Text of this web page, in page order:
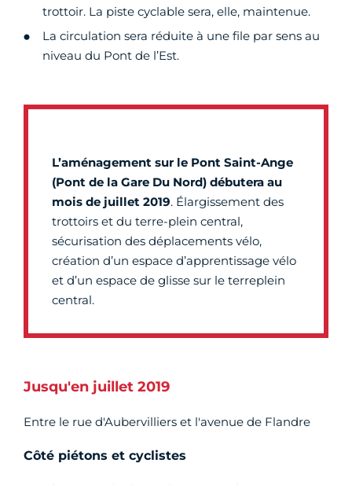
trottoir. La piste cyclable sera, elle, maintenue.
La circulation sera réduite à une file par sens au
niveau du Pont de l’Est.
L’aménagement sur le Pont Saint-Ange
(Pont de la Gare Du Nord) débutera au
mois de juillet 2019. Élargissement des
trottoirs et du terre-plein central,
sécurisation des déplacements vélo,
création d’un espace d’apprentissage vélo
et d’un espace de glisse sur le terreplein
central.
Jusqu'en juillet 2019
Entre le rue d'Aubervilliers et l'avenue de Flandre
Côté piétons et cyclistes